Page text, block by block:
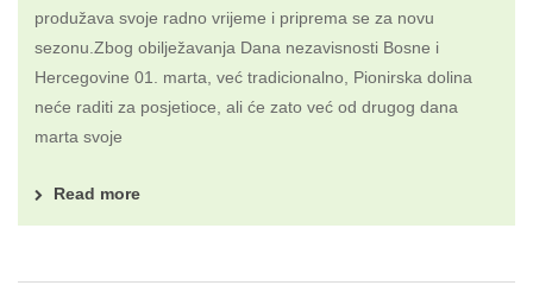
produžava svoje radno vrijeme i priprema se za novu
sezonu.Zbog obilježavanja Dana nezavisnosti Bosne i
Hercegovine 01. marta, već tradicionalno, Pionirska dolina
neće raditi za posjetioce, ali će zato već od drugog dana
marta svoje
Read more